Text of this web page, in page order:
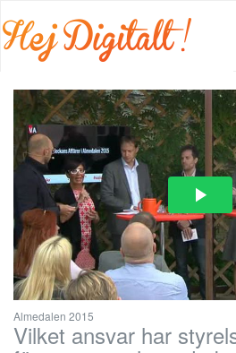
Almedalen 2015
Vilket ansvar har